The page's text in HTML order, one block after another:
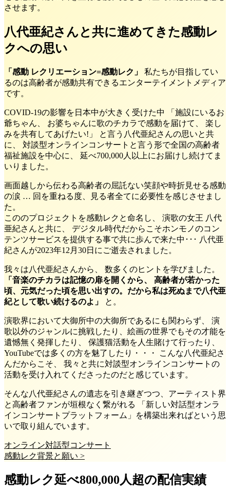
させます。
八代亜紀さんと共に進めてきた感動レ
クへの思い
「感動 レクリエーション=感動レク」
私たちが目指してい
るのは高齢者が感動共有できるエンターテイメントメディア
です。
COVID-19の影響を日本中が大きく受けた中 「施設にいるお
爺ちゃん、 お婆ちゃんに歌のチカラで感動を届けて、 楽し
みを共有してあげたい!」 と言う八代亜紀さんの思いと共
に、 対談型オンラインコンサートと言う形で全国の高齢者
福祉施設を中心に、 延べ700,000人以上にお届けし続けてま
いりました。
画面越しから伝わる高齢者の屈託ない笑顔や時折見せる感動
の涙 … 回を重ねる度、見る者全てに必要性を感じさせまし
た。
こののプロジェクトを感動レクと命名し、 演歌の女王 八代
亜紀さんと共に、 デジタル時代だからこそホンモノのコン
テンツサービスを提供する事で共に歩んで来た中･･･ 八代亜
紀さんが2023年12月30日にご逝去されました。
我々は八代亜紀さんから、 数多くのヒントを学びました。
「音楽のチカラは記憶の扉を開くから、 高齢者が若かった
頃、元気だった頃を思い出すの。だから私は死ぬまで八代亜
紀として歌い続けるのよ」
と。
演歌界において大御所中の大御所であるにも関わらず、 演
歌以外のジャンルに挑戦したり、絵画の世界でもその才能を
遺憾無く発揮したり、 保護猫活動を人生賭けて行ったり、
YouTubeでは多くの方を魅了したり・・・ こんな八代亜紀さ
んだからこそ、 我々と共に対談型オンラインコンサートの
活動を受け入れてくださったのだと感じています。
そんな八代亜紀さんの遺志を引き継ぎつつ、アーティスト界
と高齢者ファンが垣根なく繋がれる 「新しい対話型オンラ
インコンサートプラットフォーム」を構築出来ればという思
いで取り組んでいます。
オンライン対話型コンサート
感動レク背景と願い >
感動レク延べ800,000人超の配信実績